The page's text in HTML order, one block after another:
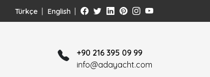
Türkçe English
+90 216 395 09 99
info@adayacht.com